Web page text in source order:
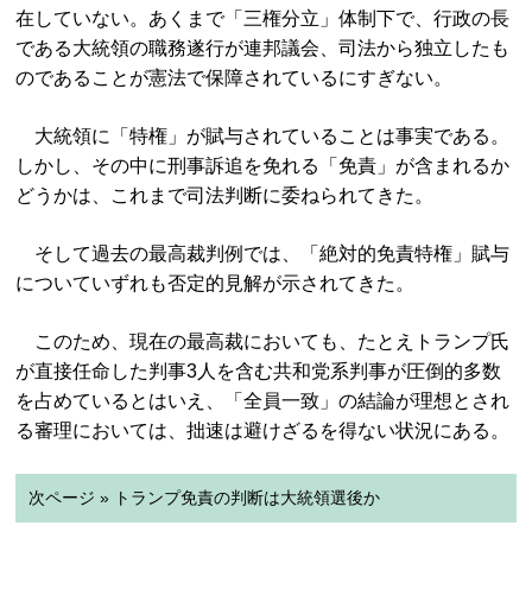
在していない。あくまで「三権分立」体制下で、行政の長
である大統領の職務遂行が連邦議会、司法から独立したも
のであることが憲法で保障されているにすぎない。
大統領に「特権」が賦与されていることは事実である。
しかし、その中に刑事訴追を免れる「免責」が含まれるか
どうかは、これまで司法判断に委ねられてきた。
そして過去の最高裁判例では、「絶対的免責特権」賦与
についていずれも否定的見解が示されてきた。
このため、現在の最高裁においても、たとえトランプ氏
が直接任命した判事3人を含む共和党系判事が圧倒的多数
を占めているとはいえ、「全員一致」の結論が理想とされ
る審理においては、拙速は避けざるを得ない状況にある。
次ページ » トランプ免責の判断は大統領選後か